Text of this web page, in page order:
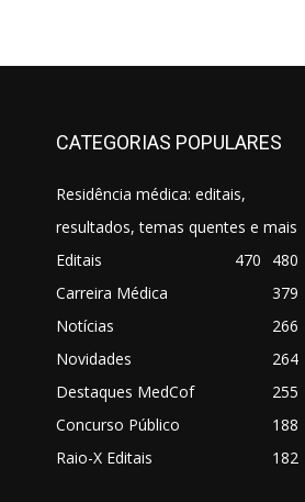
CATEGORIAS POPULARES
Residência médica: editais,
resultados, temas quentes e mais
480
Editais
470
Carreira Médica
379
Notícias
266
Novidades
264
Destaques MedCof
255
Concurso Público
188
Raio-X Editais
182